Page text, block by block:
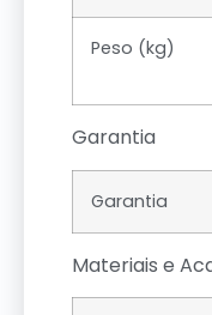
Peso (kg)
Garantia
Garantia
Materiais e